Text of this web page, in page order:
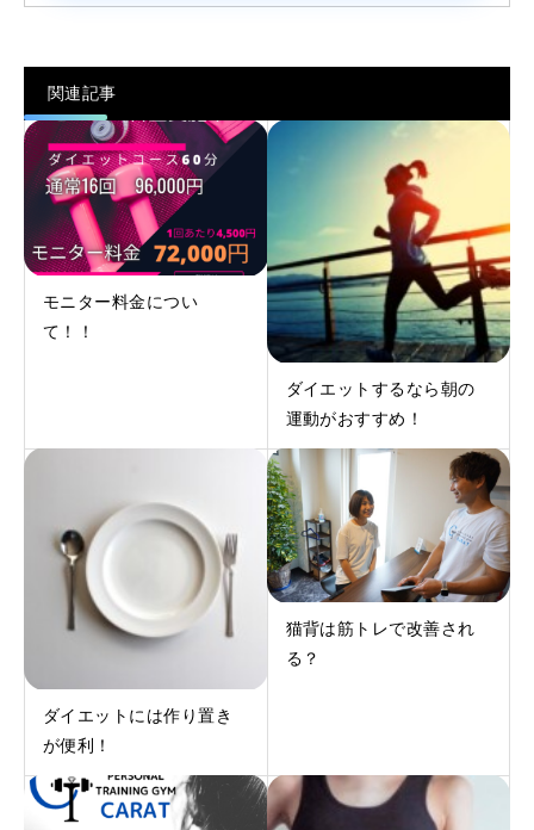
関連記事
モニター料金につい
て！！
ダイエットするなら朝の
運動がおすすめ！
ダイエットには作り置き
が便利！
猫背は筋トレで改善され
る？